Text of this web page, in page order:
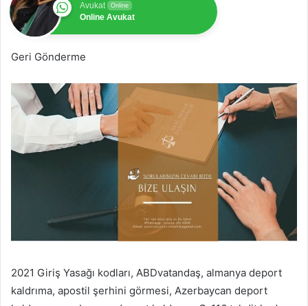
Avukat Online
Online Avukat
Geri Gönderme
2021 Giriş Yasağı kodları, ABDvatandaş, almanya deport
kaldrıma, apostil şerhini görmesi, Azerbaycan deport